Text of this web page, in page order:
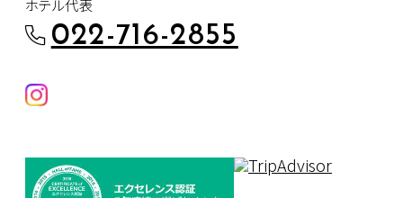
ホテル代表
022-716-2855